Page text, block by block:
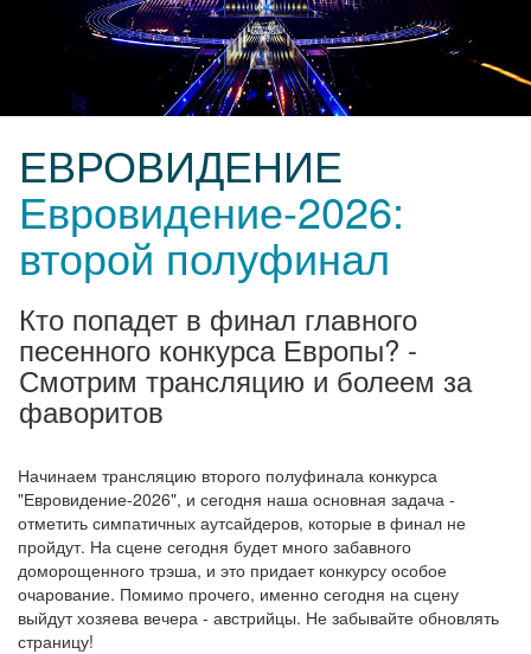
ЕВРОВИДЕНИЕ
Евровидение-2026:
второй полуфинал
Кто попадет в финал главного
песенного конкурса Европы? -
Смотрим трансляцию и болеем за
фаворитов
Начинаем трансляцию второго полуфинала конкурса
"Евровидение-2026", и сегодня наша основная задача -
отметить симпатичных аутсайдеров, которые в финал не
пройдут. На сцене сегодня будет много забавного
доморощенного трэша, и это придает конкурсу особое
очарование. Помимо прочего, именно сегодня на сцену
выйдут хозяева вечера - австрийцы. Не забывайте обновлять
страницу!